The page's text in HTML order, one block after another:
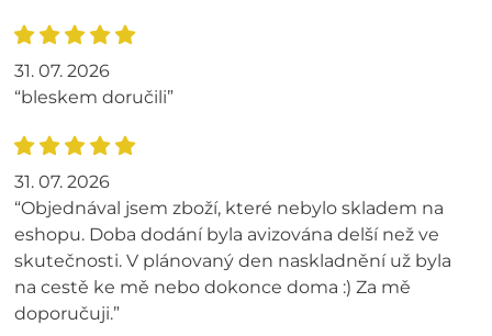
31. 07. 2026
“bleskem doručili”
31. 07. 2026
“Objednával jsem zboží, které nebylo skladem na
eshopu. Doba dodání byla avizována delší než ve
skutečnosti. V plánovaný den naskladnění už byla
na cestě ke mě nebo dokonce doma :) Za mě
doporučuji.”